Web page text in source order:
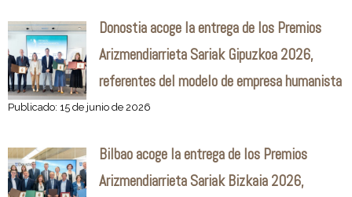
Donostia acoge la entrega de los Premios
Arizmendiarrieta Sariak Gipuzkoa 2026,
referentes del modelo de empresa humanista
Publicado: 15 de junio de 2026
Bilbao acoge la entrega de los Premios
Arizmendiarrieta Sariak Bizkaia 2026,